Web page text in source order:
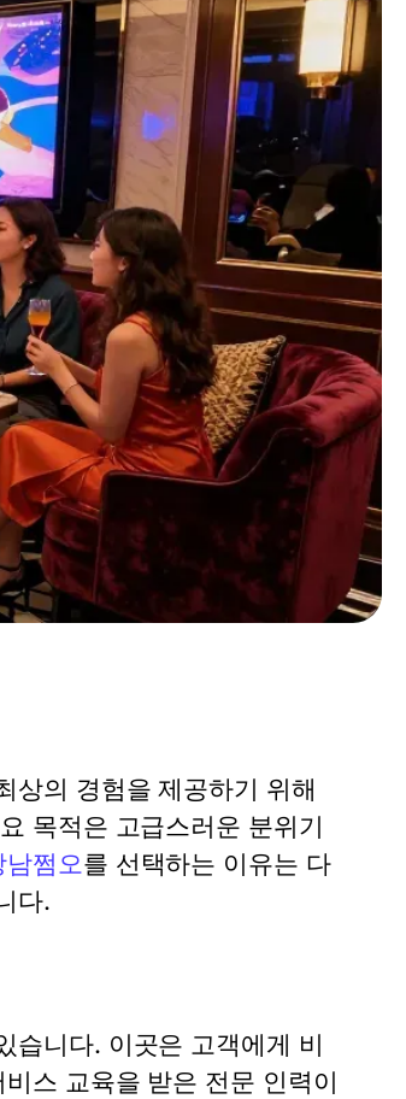
상의 경험을 제공하기 위해
목적은 고급스러운 분위기
남쩜오를 선택하는 이유는 다
다.
습니다. 이곳은 고객에게 비
스 교육을 받은 전문 인력이